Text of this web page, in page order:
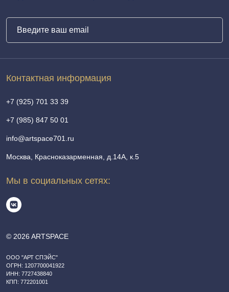
© 2026 ARTSPACE
ООО "АРТ СПЭЙС"
ОГРН: 1207700041922
ИНН: 7727438840
КПП: 772201001
Контактная информация
+7 (925) 701 33 39
+7 (985) 847 50 01
info@artspace701.ru
Москва, Красноказарменная, д.14А, к.5
Мы в социальных сетях: